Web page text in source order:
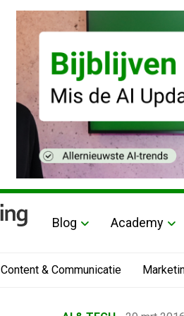
Blog Academy
Content & Communicatie